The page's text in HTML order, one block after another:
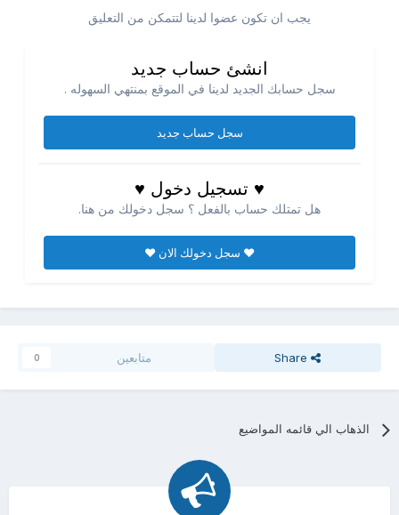
يجب ان تكون عضوا لدينا لتتمكن من التعليق
انشئ حساب جديد
سجل حسابك الجديد لدينا في الموقع بمنتهي السهوله .
سجل حساب جديد
♥ تسجيل دخول ♥
هل تمتلك حساب بالفعل ؟ سجل دخولك من هنا.
♥ سجل دخولك الان ♥
Share متابعين 0
الذهاب الي قائمه المواضيع